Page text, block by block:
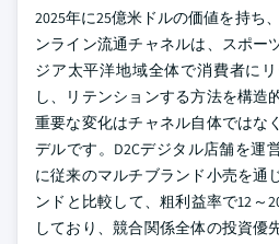
2025年に25億米ドルの価値を持ち
ンライン流通チャネルは、スポー
ジア太平洋地域全体で消費者に
し、リテンションする方法を構造
重要な変化はチャネル自体ではな
デルです。D2Cデジタル店舗を運
に従来のマルチブランド小売を通
ンドと比較して、粗利益率で12～
しており、競合関係全体の投資優